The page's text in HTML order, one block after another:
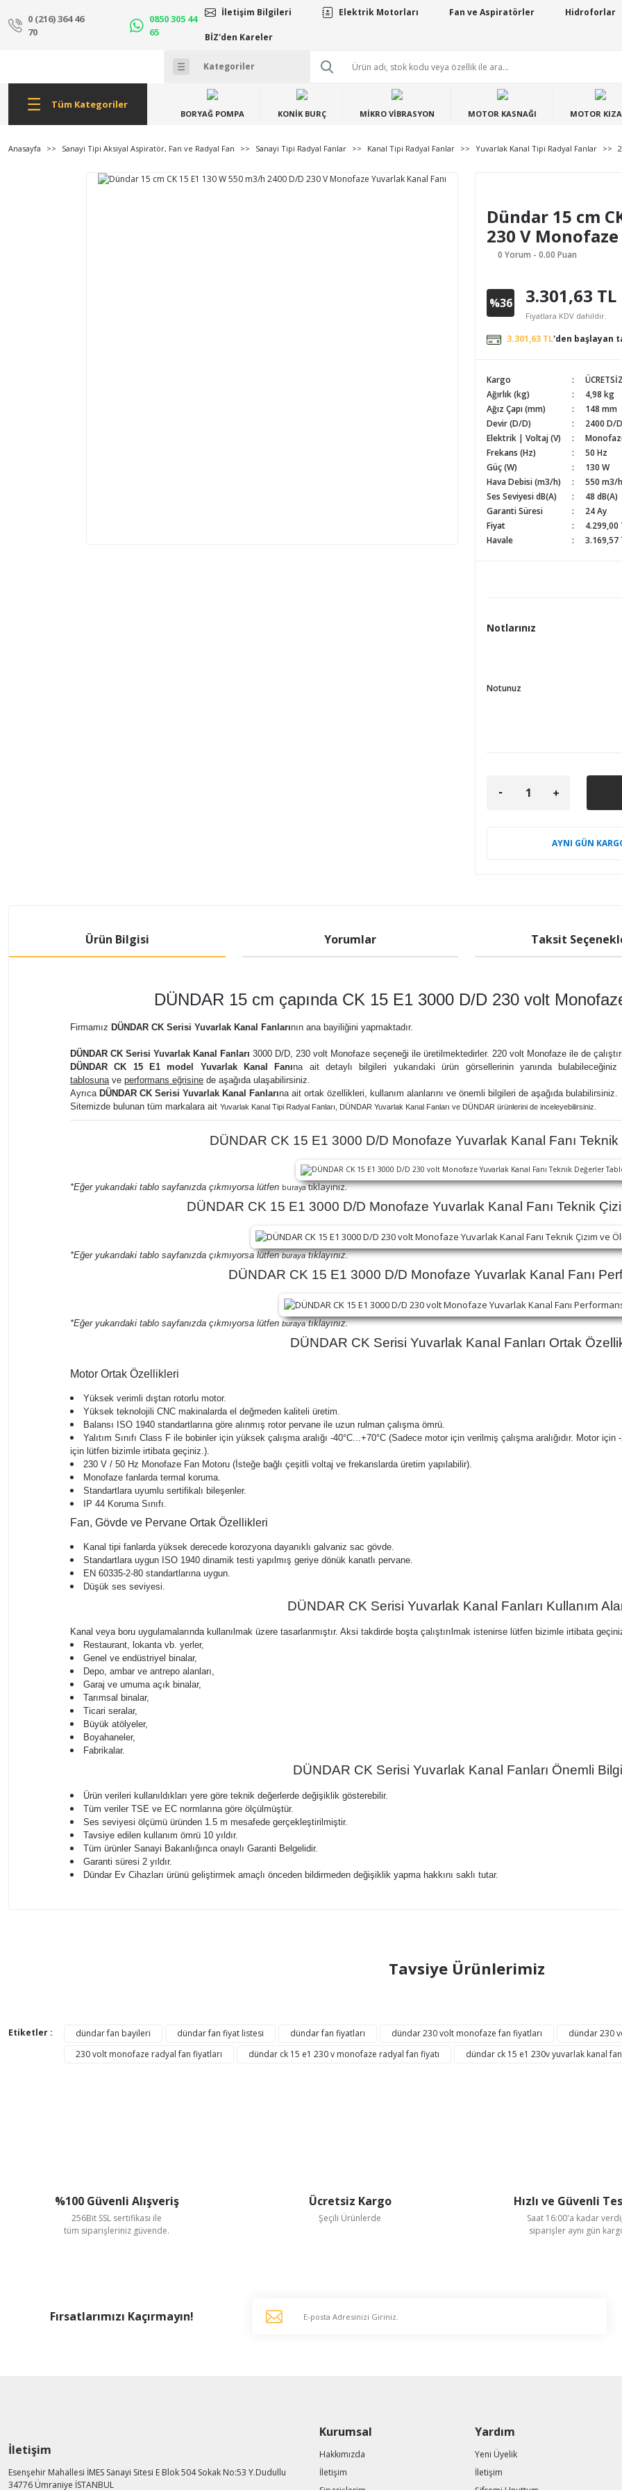
0 (216) 364 46
70
0850 305 44
65
İletişim Bilgileri Elektrik Motorları Fan ve Aspiratörler Hidroforlar
BİZ'den Kareler
Tüm Kategoriler
BORYAĞ POMPA KONİK BURÇ MİKRO VİBRASYON MOTOR KASNAĞI MOTOR
Anasayfa Sanayi Tipi Aksiyal Aspiratör, Fan ve Radyal Fan Sanayi Tipi Radyal Fanlar Kanal Tipi Radyal Fanlar Yuvarlak Kanal Tipi Radyal Fanlar
Dündar 15 cm
230 V
0 Yorum - 0.00 Puan
%36 3.301,63 TL
Fiyatlara KDV dahildir.
3.301,63 TL'den başlayan
Kargo
Ağırlık (kg)
4,98 kg
Ağız Çapı (mm)
148 mm
Devir (D/D)
2400 D/D
Elektrik | Voltaj (V)
Frekans (Hz)
50 Hz
Güç (W)
130 W
Hava Debisi (m3/h)
550 m3/h
Ses Seviyesi dB(A)
48 dB(A)
Garanti Süresi
24 Ay
Fiyat
4.299,00
Havale
3.169,57
Notlarınız
Notunuz
AYNI GÜN
Ürün Bilgisi Yorumlar Taksit
DÜNDAR 15 cm çapında CK 15 E1 3000 D/D 230 volt
Firmamız DÜNDAR CK Serisi Yuvarlak Kanal Fanlarının ana bayiliğini yapmaktadır.
DÜNDAR CK Serisi Yuvarlak Kanal Fanları 3000 D/D, 230 volt Monofaze seçeneği ile üretilmektedirler. 220 volt Monofaze ile de
DÜNDAR CK 15 E1 model Yuvarlak Kanal Fanına ait detaylı bilgileri yukarıdaki ürün görsellerinin yanında
tablosunave performans eğrisine de aşağıda ulaşabilirsiniz.
Ayrıca DÜNDAR CK Serisi Yuvarlak Kanal Fanlarına ait ortak özellikleri, kullanım alanlarını ve önemli bilgileri de aşağıda bulabilirsiniz.
Sitemizde bulunan tüm markalara ait Yuvarlak Kanal Tipi Radyal Fanları, DÜNDAR Yuvarlak Kanal Fanları ve DÜNDAR ürünlerini de inceleyebilirsiniz.
DÜNDAR CK 15 E1 3000 D/D Monofaze Yuvarlak Kanal Fanı
*Eğer yukarıdaki tablo sayfanızda çıkmıyorsa lütfen burayatıklayınız.
DÜNDAR CK 15 E1 3000 D/D Monofaze Yuvarlak Kanal Fanı Teknik
*Eğer yukarıdaki tablo sayfanızda çıkmıyorsa lütfenburayatıklayınız.
DÜNDAR CK 15 E1 3000 D/D Monofaze Yuvarlak Kanal Fanı
*Eğer yukarıdaki tablo sayfanızda çıkmıyorsa lütfen burayatıklayınız.
DÜNDAR CK Serisi Yuvarlak Kanal Fanları Ortak
Motor Ortak Özellikleri
Yüksek verimli dıştan rotorlu motor.
Yüksek teknolojili CNC makinalarda el değmeden kaliteli üretim.
Balansı ISO 1940 standartlarına göre alınmış rotor pervane ile uzun rulman çalışma ömrü.
Yalıtım Sınıfı Class F ile bobinler için yüksek çalışma aralığı -40°C...+70°C (Sadece motor için verilmiş çalışma aralığıdır. Motor için
için lütfen bizimle irtibata geçiniz.).
230 V / 50 Hz Monofaze Fan Motoru (İsteğe bağlı çeşitli voltaj ve frekanslarda üretim yapılabilir).
Monofaze fanlarda termal koruma.
Standartlara uyumlu sertifikalı bileşenler.
IP 44 Koruma Sınıfı.
Fan, Gövde ve Pervane Ortak Özellikleri
Kanal tipi fanlarda yüksek derecede korozyona dayanıklı galvaniz sac gövde.
Standartlara uygun ISO 1940 dinamik testi yapılmış geriye dönük kanatlı pervane.
EN 60335-2-80 standartlarına uygun.
Düşük ses seviyesi.
DÜNDAR CK Serisi Yuvarlak Kanal Fanları Kullanım
Kanal veya boru uygulamalarında kullanılmak üzere tasarlanmıştır. Aksi takdirde boşta çalıştırılmak istenirse lütfen bizimle irtibata
Restaurant, lokanta vb. yerler,
Genel ve endüstriyel binalar,
Depo, ambar ve antrepo alanları,
Garaj ve umuma açık binalar,
Tarımsal binalar,
Ticari seralar,
Büyük atölyeler,
Boyahaneler,
Fabrikalar.
DÜNDAR CK Serisi Yuvarlak Kanal Fanları Önemli
Ürün verileri kullanıldıkları yere göre teknik değerlerde değişiklik gösterebilir.
Tüm veriler TSE ve EC normlarına göre ölçülmüştür.
Ses seviyesi ölçümü üründen 1.5 m mesafede gerçekleştirilmiştir.
Tavsiye edilen kullanım ömrü 10 yıldır.
Tüm ürünler Sanayi Bakanlığınca onaylı Garanti Belgelidir.
Garanti süresi 2 yıldır.
Dündar Ev Cihazları ürünü geliştirmek amaçlı önceden bildirmeden değişiklik yapma hakkını saklı tutar.
Bu ürüne ilk yorumu siz yapın!
Ürün bilgilerinde hatalar bulunuyor.
Ürün fiyatı diğer sitelerden daha pahalı.
Tavsiye Ürünlerimiz
KARGO
BEDAVA
KARGO
BEDAVA
KARGO
KARGO
Etiketler : dündar fan bayileri dündar fan fiyat listesi dündar fan fiyatları dündar 230 volt monofaze fan fiyatları dündar 230
230 volt monofaze radyal fan fiyatları
dündar ck 15 e1 230 v monofaze radyal fan fiyatı dündar ck 15 e1 230v yuvarlak kanal
%100 Güvenli Alışveriş
256Bit SSL sertifikası ile
tüm siparişleriniz güvende.
Ücretsiz Kargo
Şeçili Ürünlerde
Hızlı ve Güvenli
Saat 16:00'a kadar
siparişler aynı gün
Fırsatlarımızı Kaçırmayın!
İletişim
Esenşehir Mahallesi İMES Sanayi Sitesi E Blok 504 Sokak No:53 Y.Dudullu
34776 Ümraniye İSTANBUL
Kurumsal
Hakkımızda
İletişim
Yardım
Yeni Üyelik
İletişim